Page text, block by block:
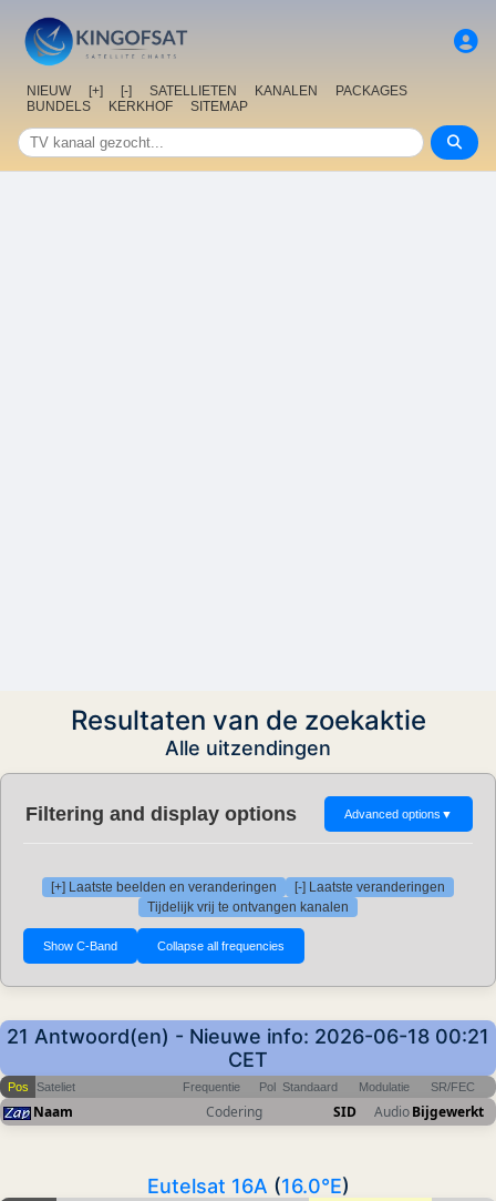
NIEUW [+] [-] SATELLIETEN KANALEN
PACKAGES
BUNDELS
KERKHOF SITEMAP
Resultaten van de zoekaktie
Alle uitzendingen
Filtering and display options Advanced options ▼
[+] Laatste beelden en veranderingen
[-] Laatste veranderingen
Tijdelijk vrij te ontvangen kanalen
21 Antwoord(en) - Nieuwe info: 2026-06-18 00:21
CET
Pos Sateliet Frequentie Pol Standaard Modulatie SR/FEC
Naam Codering SID AudioBijgewerkt
Eutelsat 16A (16.0°E)